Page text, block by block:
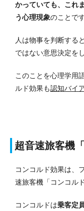
かっていても、これ
う心理現象のことです
人は物事を判断する
ではない意思決定を
このことを心理学用
ルド効果も認知バイ
超音速旅客機
コンコルド効果は、
速旅客機「コンコル
コンコルドは乗客定